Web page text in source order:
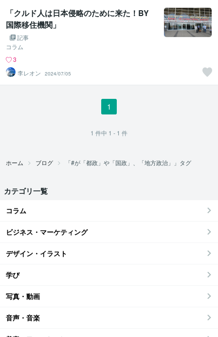
「クルド人は日本侵略のために来た！BY
国際移住機関」
記事
コラム
3
李レオン
2024/07/05
1
1 件中 1 - 1 件
ホーム ブログ 「#が「都政」や「国政」、「地方政治」」タグ
カテゴリ一覧
コラム
ビジネス・マーケティング
デザイン・イラスト
学び
写真・動画
音声・音楽